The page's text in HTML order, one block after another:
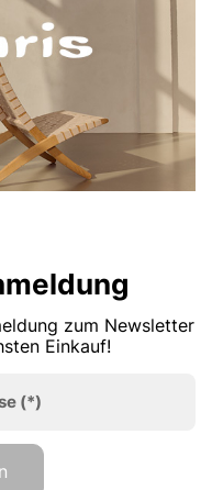
zum Newsletter
Einkauf!
(*)